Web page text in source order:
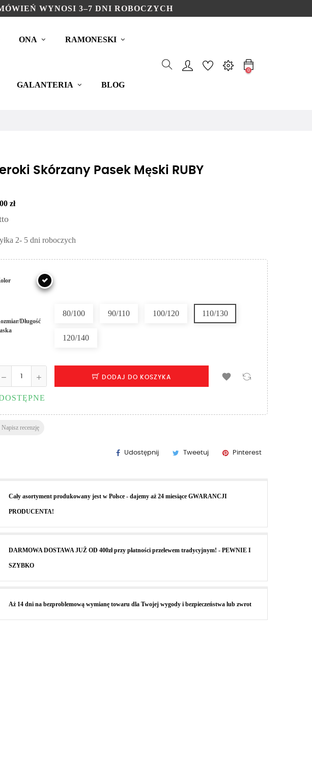
WYNOSI 3–7 DNI ROBOCZYCH
ONA RAMONESKI
GALANTERIA BLOG
0
Skórzany Pasek Męski RUBY
zł
2- 5 dni roboczych
Długość
80/100 90/110 100/120 110/130
120/140
DODAJ DO KOSZYKA 
Napisz recenzję
Udostępnij Tweetuj Pinterest
Cały asortyment produkowany jest w Polsce - dajemy aż 24 miesiące GWARANCJI
PRODUCENTA!
DARMOWA DOSTAWA JUŻ OD 400zł przy płatności przelewem tradycyjnym! - PEWNIE I
SZYBKO
Aż 14 dni na bezproblemową wymianę towaru dla Twojej wygody i bezpieczeństwa lub zwrot